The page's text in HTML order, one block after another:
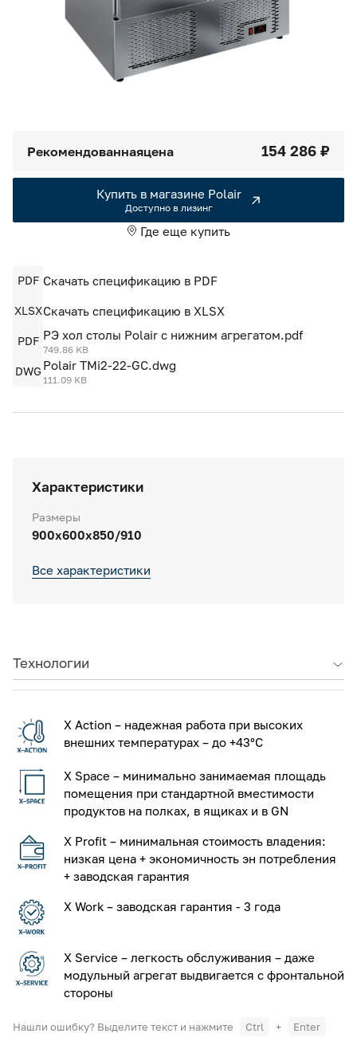
Характеристики
Размеры
900х600х850/910
Все характеристики
Рекомендованнаяцена 154 286 ₽
Купить в магазине Polair
Доступно в лизинг
Где еще купить
PDF Скачать спецификацию в PDF
XLSXСкачать спецификацию в XLSX
PDF РЭ хол столы Polair с нижним агрегатом.pdf
749.86 KB
DWG Polair TMi2-22-GC.dwg
111.09 KB
Технологии
X Action – надежная работа при высоких
внешних температурах – до +43°С
X Space – минимально занимаемая площадь
помещения при стандартной вместимости
продуктов на полках, в ящиках и в GN
X Profit – минимальная стоимость владения:
низкая цена + экономичность эн потребления
+ заводская гарантия
X Work – заводская гарантия - 3 года
X Service – легкость обслуживания – даже
модульный агрегат выдвигается с фронтальной
стороны
Нашли ошибку? Выделите текст и нажмите Ctrl + Enter
Машины холодильные
Термоконтейнеры FoodLine
Решения для Вашего Dark Store
Smart Serviсe
Единый доступ по QR-коду ко всей информации об изделии